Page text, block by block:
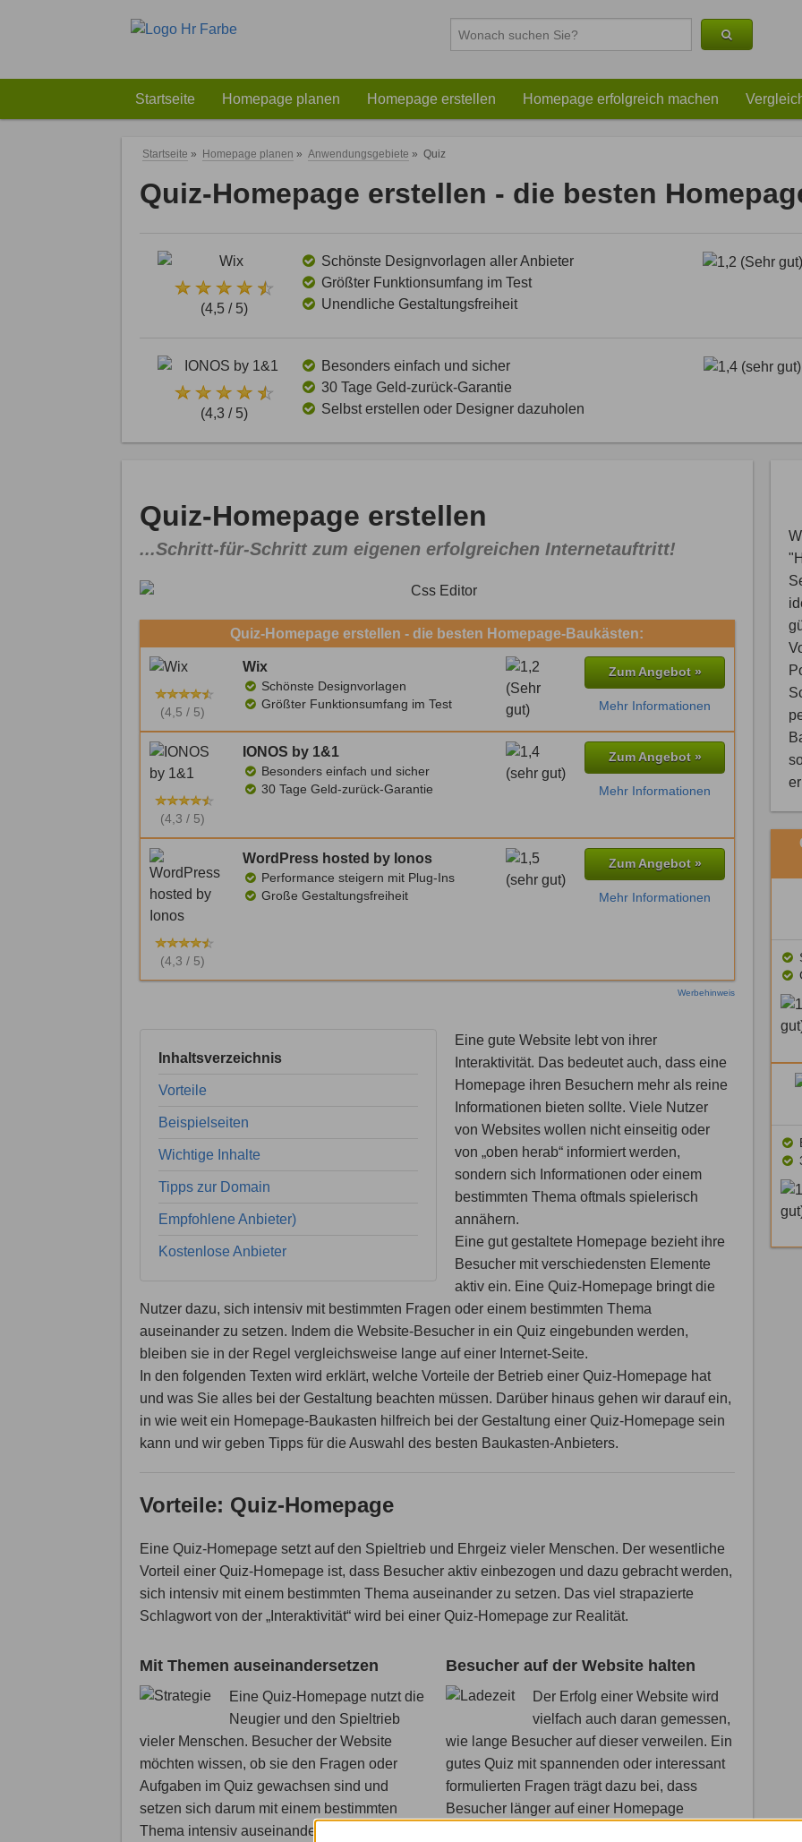
Startseite Homepage planen Homepage erstellen Homepage erfolgreich machen
Startseite » Homepage planen » Anwendungsgebiete » Quiz
Quiz-Homepage erstellen - die besten
(4,5 / 5)
Schönste Designvorlagen aller Anbieter
Größter Funktionsumfang im Test
Unendliche Gestaltungsfreiheit
(4,3 / 5)
Besonders einfach und sicher
30 Tage Geld-zurück-Garantie
Selbst erstellen oder Designer dazuholen
Quiz-Homepage erstellen
...Schritt-für-Schritt zum eigenen erfolgreichen Internetauftritt!
Quiz-Homepage erstellen - die besten Homepage-Baukästen:
(4,5 / 5)
Wix
Schönste Designvorlagen
Größter Funktionsumfang im Test
Zum Angebot »
Mehr Informationen
(4,3 / 5)
IONOS by 1&1
Besonders einfach und sicher
30 Tage Geld-zurück-Garantie
Zum Angebot »
Mehr Informationen
(4,3 / 5)
WordPress hosted by Ionos
Performance steigern mit Plug-Ins
Große Gestaltungsfreiheit
Zum Angebot »
Mehr Informationen
Werbehinweis
Inhaltsverzeichnis
Vorteile
Beispielseiten
Wichtige Inhalte
Tipps zur Domain
Empfohlene Anbieter)
Kostenlose Anbieter
Eine gute Website lebt von ihrer
Interaktivität. Das bedeutet auch, dass eine
Homepage ihren Besuchern mehr als reine
Informationen bieten sollte. Viele Nutzer
von Websites wollen nicht einseitig oder
von „oben herab“ informiert werden,
sondern sich Informationen oder einem
bestimmten Thema oftmals spielerisch
annähern.
Eine gut gestaltete Homepage bezieht ihre
Besucher mit verschiedensten Elemente
aktiv ein. Eine Quiz-Homepage bringt die
Nutzer dazu, sich intensiv mit bestimmten Fragen oder einem bestimmten Thema
auseinander zu setzen. Indem die Website-Besucher in ein Quiz eingebunden werden,
bleiben sie in der Regel vergleichsweise lange auf einer Internet-Seite.
In den folgenden Texten wird erklärt, welche Vorteile der Betrieb einer Quiz-Homepage hat
und was Sie alles bei der Gestaltung beachten müssen. Darüber hinaus gehen wir darauf ein,
in wie weit ein Homepage-Baukasten hilfreich bei der Gestaltung einer Quiz-Homepage sein
kann und wir geben Tipps für die Auswahl des besten Baukasten-Anbieters.
Vorteile: Quiz-Homepage
Eine Quiz-Homepage setzt auf den Spieltrieb und Ehrgeiz vieler Menschen. Der wesentliche
Vorteil einer Quiz-Homepage ist, dass Besucher aktiv einbezogen und dazu gebracht werden,
sich intensiv mit einem bestimmten Thema auseinander zu setzen. Das viel strapazierte
Schlagwort von der „Interaktivität“ wird bei einer Quiz-Homepage zur Realität.
Mit Themen auseinandersetzen
Eine Quiz-Homepage nutzt die
Neugier und den Spieltrieb
vieler Menschen. Besucher der Website
möchten wissen, ob sie den Fragen oder
Aufgaben im Quiz gewachsen sind und
setzen sich darum mit einem bestimmten
Thema intensiv auseinander. Wer im Quiz die
Besucher auf der Website halten
Der Erfolg einer Website wird
vielfach auch daran gemessen,
wie lange Besucher auf dieser verweilen. Ein
gutes Quiz mit spannenden oder interessant
formulierten Fragen trägt dazu bei, dass
Besucher länger auf einer Homepage